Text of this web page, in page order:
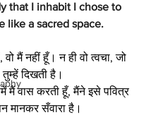
that I inhabit I chose to
like a sacred space.
मैं नहीं हूँ। न ही वो त्वचा, जो
तुम्हें दिखती है।
मैं वास करती हूँ, मैंने इसे पवित्र
मानकर सँवारा है।